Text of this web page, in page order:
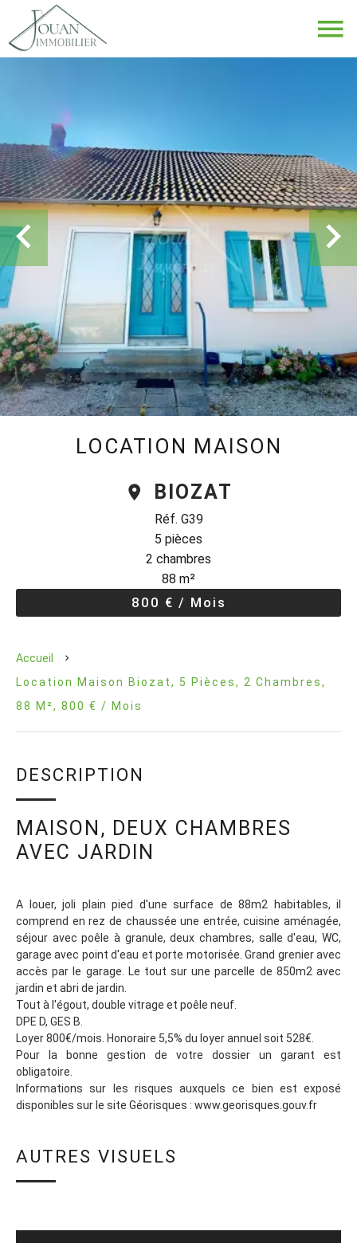
LOCATION MAISON
BIOZAT
Réf. G39
5 pièces
2 chambres
88 m²
800 € / Mois
Accueil
Location Maison Biozat, 5 Pièces, 2 Chambres,
88 M², 800 € / Mois
DESCRIPTION
MAISON, DEUX CHAMBRES
AVEC JARDIN
A louer, joli plain pied d'une surface de 88m2 habitables, il
comprend en rez de chaussée une entrée, cuisine aménagée,
séjour avec poêle à granule, deux chambres, salle d'eau, WC,
garage avec point d'eau et porte motorisée. Grand grenier avec
accès par le garage. Le tout sur une parcelle de 850m2 avec
jardin et abri de jardin.
Tout à l'égout, double vitrage et poêle neuf.
DPE D, GES B.
Loyer 800€/mois. Honoraire 5,5% du loyer annuel soit 528€.
Pour la bonne gestion de votre dossier un garant est
obligatoire.
Informations sur les risques auxquels ce bien est exposé
disponibles sur le site Géorisques : www.georisques.gouv.fr
AUTRES VISUELS